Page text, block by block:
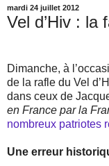
mardi 24 juillet 2012
Vel d’Hiv : la
Dimanche, à
de la rafle du Vel
dans ceux de
en France par la
nombreux patriotes
Une erreur